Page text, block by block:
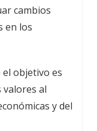
cambios
en los
el objetivo es
al
y del